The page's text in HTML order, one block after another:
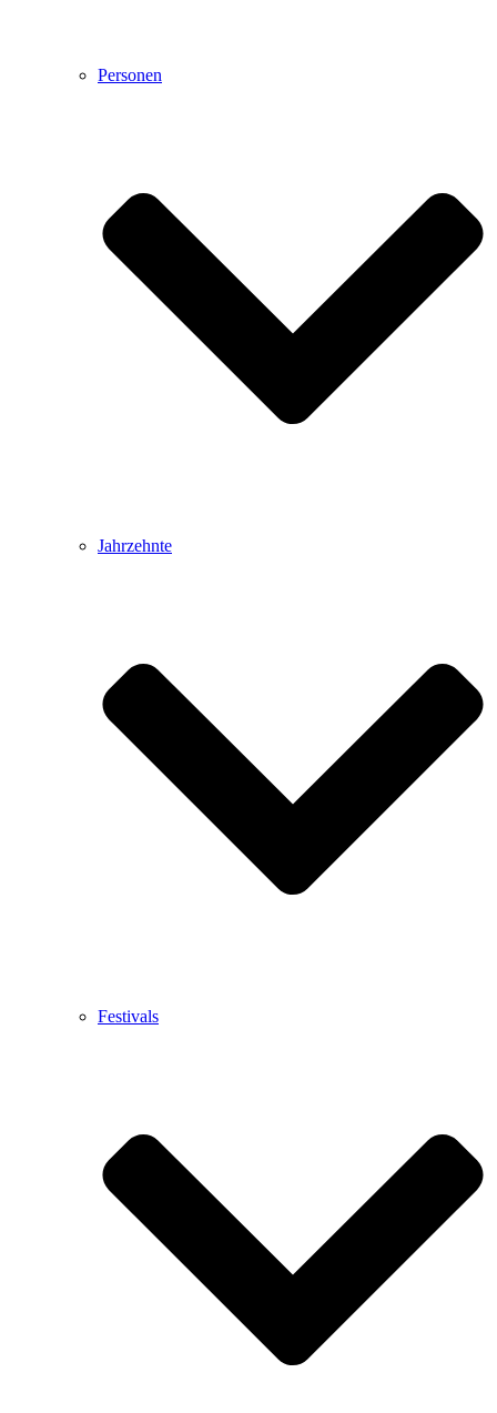
Personen
Jahrzehnte
Festivals